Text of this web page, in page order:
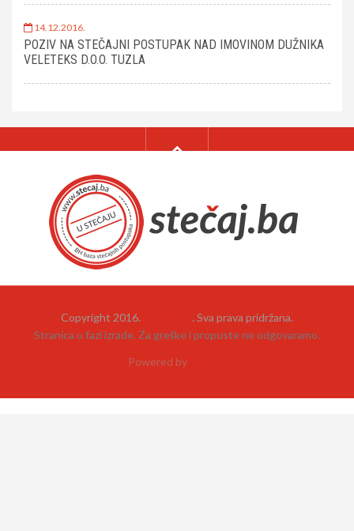
14.12.2016.
POZIV NA STEČAJNI POSTUPAK NAD IMOVINOM DUŽNIKA
VELETEKS D.O.O. TUZLA
Copyright 2016.
. Sva prava pridržana.
Stranica u fazi izrade. Za greške i propuste ne odgovaramo.
Powered by